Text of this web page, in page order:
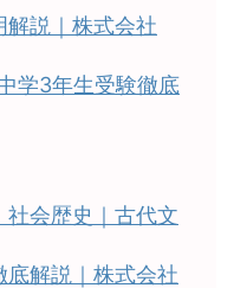
解説｜株式会社
学3年生受験徹底
社会歴史｜古代文
解説｜株式会社